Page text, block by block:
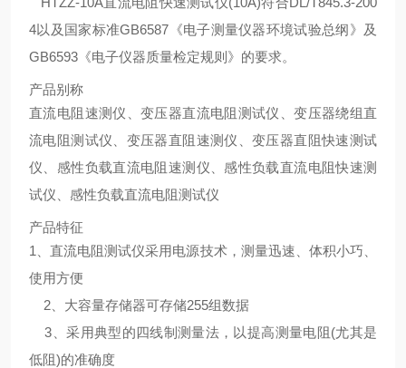
4以及国家标准GB6587《电子测量仪器环境试验总纲》及
GB6593《电子仪器质量检定规则》的要求。
产品别称
直流电阻速测仪、变压器直流电阻测试仪、变压器绕组直
流电阻测试仪、变压器直阻速测仪、变压器直阻快速测试
仪、感性负载直流电阻速测仪、感性负载直流电阻快速测
试仪、感性负载直流电阻测试仪
产品特征
1、直流电阻测试仪采用电源技术，测量迅速、体积小巧、
使用方便
2、大容量存储器可存储255组数据
3、采用典型的四线制测量法，以提高测量电阻(尤其是
低阻)的准确度